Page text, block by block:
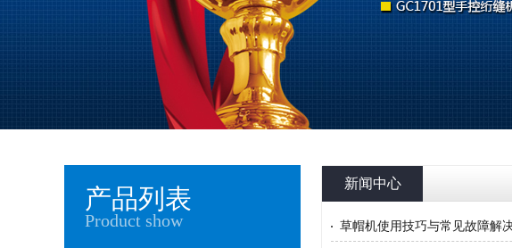
产品列表
Product show
新闻中心
草帽机使用技巧与常见故障解